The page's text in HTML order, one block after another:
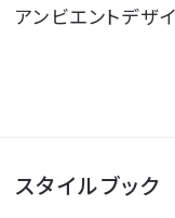
アンビエントデザ
スタイルブック